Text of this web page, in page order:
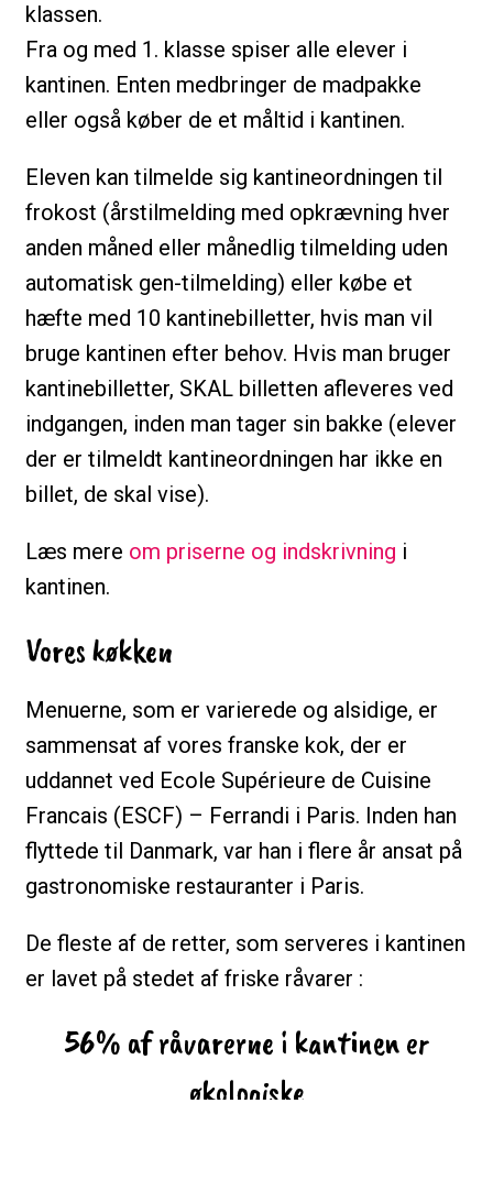
klassen.
Fra og med 1. klasse spiser alle elever i
kantinen. Enten medbringer de madpakke
eller også køber de et måltid i kantinen.
Eleven kan tilmelde sig kantineordningen til
frokost (årstilmelding med opkrævning hver
anden måned eller månedlig tilmelding uden
automatisk gen-tilmelding) eller købe et
hæfte med 10 kantinebilletter, hvis man vil
bruge kantinen efter behov. Hvis man bruger
kantinebilletter, SKAL billetten afleveres ved
indgangen, inden man tager sin bakke (elever
der er tilmeldt kantineordningen har ikke en
billet, de skal vise).
Læs mere om priserne og indskrivning i
kantinen.
Vores køkken
Menuerne, som er varierede og alsidige, er
sammensat af vores franske kok, der er
uddannet ved Ecole Supérieure de Cuisine
Francais (ESCF) – Ferrandi i Paris. Inden han
flyttede til Danmark, var han i flere år ansat på
gastronomiske restauranter i Paris.
De fleste af de retter, som serveres i kantinen
er lavet på stedet af friske råvarer :
56% af råvarerne i kantinen er
økologiske